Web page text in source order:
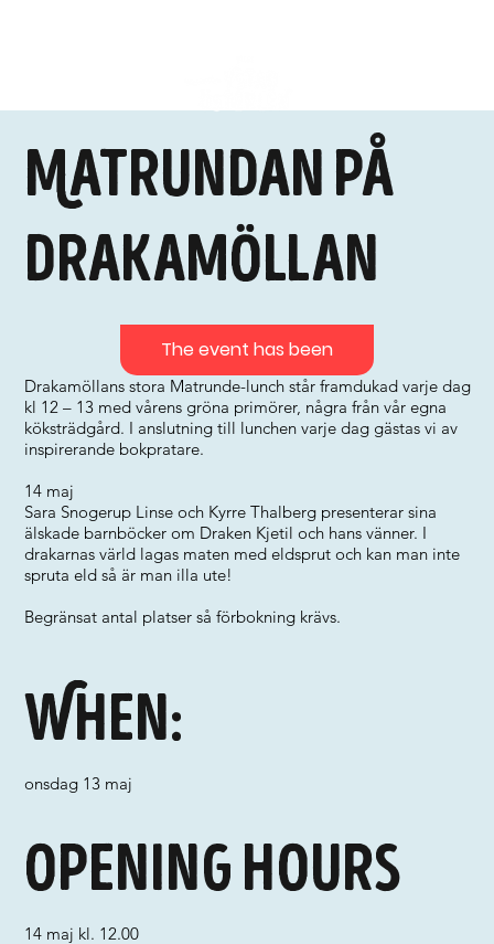
Matrundan på
Drakamöllan
Drakamöllans stora Matrunde-lunch står framdukad varje dag
kl 12 – 13 med vårens gröna primörer, några från vår egna
köksträdgård. I anslutning till lunchen varje dag gästas vi av
inspirerande bokpratare.
14 maj
Sara Snogerup Linse och Kyrre Thalberg presenterar sina
älskade barnböcker om Draken Kjetil och hans vänner. I
drakarnas värld lagas maten med eldsprut och kan man inte
spruta eld så är man illa ute!
Begränsat antal platser så förbokning krävs.
When:
onsdag 13 maj
Opening hours
14 maj kl. 12.00
The event has been